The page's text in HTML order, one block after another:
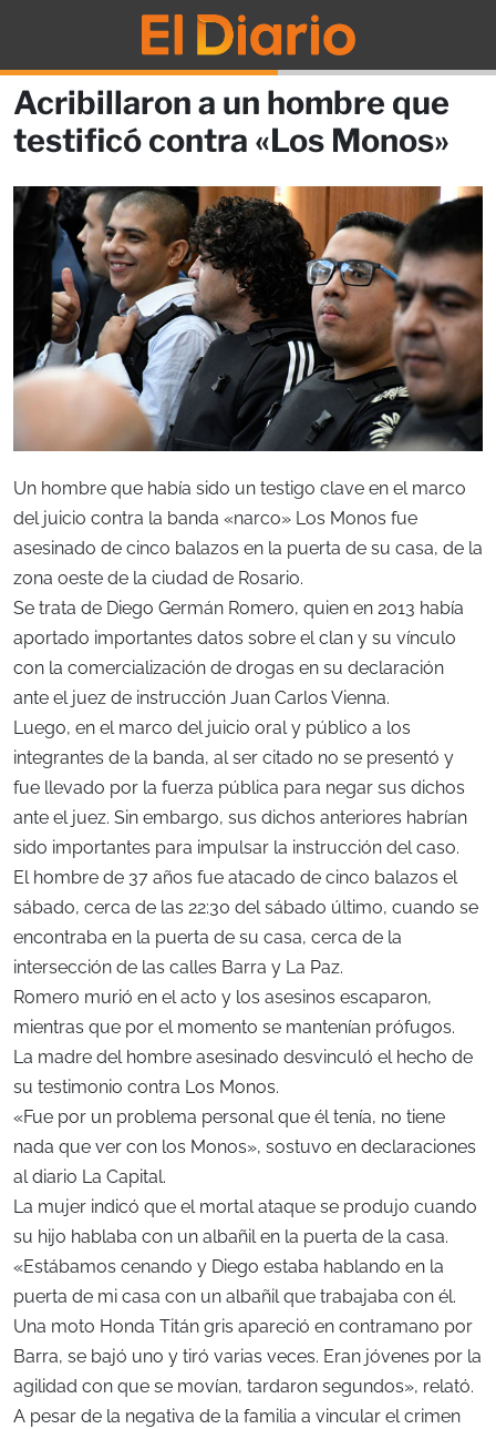
Acribillaron a un hombre que
testificó contra «Los Monos»
Un hombre que había sido un testigo clave en el marco
del juicio contra la banda «narco» Los Monos fue
asesinado de cinco balazos en la puerta de su casa, de la
zona oeste de la ciudad de Rosario.
Se trata de Diego Germán Romero, quien en 2013 había
aportado importantes datos sobre el clan y su vínculo
con la comercialización de drogas en su declaración
ante el juez de instrucción Juan Carlos Vienna.
Luego, en el marco del juicio oral y público a los
integrantes de la banda, al ser citado no se presentó y
fue llevado por la fuerza pública para negar sus dichos
ante el juez. Sin embargo, sus dichos anteriores habrían
sido importantes para impulsar la instrucción del caso.
El hombre de 37 años fue atacado de cinco balazos el
sábado, cerca de las 22:30 del sábado último, cuando se
encontraba en la puerta de su casa, cerca de la
intersección de las calles Barra y La Paz.
Romero murió en el acto y los asesinos escaparon,
mientras que por el momento se mantenían prófugos.
La madre del hombre asesinado desvinculó el hecho de
su testimonio contra Los Monos.
«Fue por un problema personal que él tenía, no tiene
nada que ver con los Monos», sostuvo en declaraciones
al diario La Capital.
La mujer indicó que el mortal ataque se produjo cuando
su hijo hablaba con un albañil en la puerta de la casa.
«Estábamos cenando y Diego estaba hablando en la
puerta de mi casa con un albañil que trabajaba con él.
Una moto Honda Titán gris apareció en contramano por
Barra, se bajó uno y tiró varias veces. Eran jóvenes por la
agilidad con que se movían, tardaron segundos», relató.
A pesar de la negativa de la familia a vincular el crimen